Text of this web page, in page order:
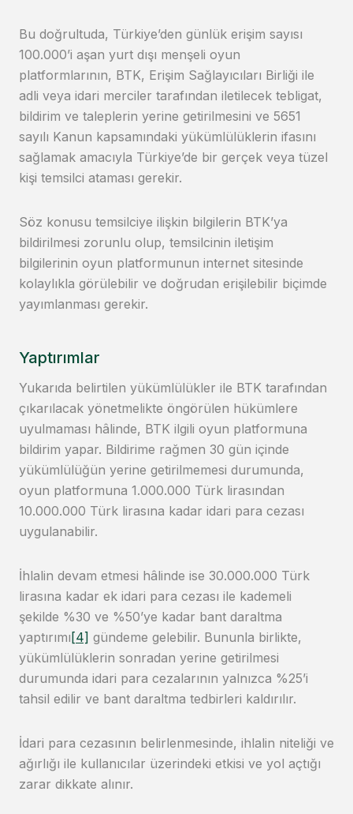
Bu doğrultuda, Türkiye’den günlük erişim sayısı
100.000’i aşan yurt dışı menşeli oyun
platformlarının, BTK, Erişim Sağlayıcıları Birliği ile
adli veya idari merciler tarafından iletilecek tebligat,
bildirim ve taleplerin yerine getirilmesini ve 5651
sayılı Kanun kapsamındaki yükümlülüklerin ifasını
sağlamak amacıyla Türkiye’de bir gerçek veya tüzel
kişi temsilci ataması gerekir.
Söz konusu temsilciye ilişkin bilgilerin BTK’ya
bildirilmesi zorunlu olup, temsilcinin iletişim
bilgilerinin oyun platformunun internet sitesinde
kolaylıkla görülebilir ve doğrudan erişilebilir biçimde
yayımlanması gerekir.
Yaptırımlar
Yukarıda belirtilen yükümlülükler ile BTK tarafından
çıkarılacak yönetmelikte öngörülen hükümlere
uyulmaması hâlinde, BTK ilgili oyun platformuna
bildirim yapar. Bildirime rağmen 30 gün içinde
yükümlülüğün yerine getirilmemesi durumunda,
oyun platformuna 1.000.000 Türk lirasından
10.000.000 Türk lirasına kadar idari para cezası
uygulanabilir.
İhlalin devam etmesi hâlinde ise 30.000.000 Türk
lirasına kadar ek idari para cezası ile kademeli
şekilde %30 ve %50’ye kadar bant daraltma
yaptırımı[4] gündeme gelebilir. Bununla birlikte,
yükümlülüklerin sonradan yerine getirilmesi
durumunda idari para cezalarının yalnızca %25’i
tahsil edilir ve bant daraltma tedbirleri kaldırılır.
İdari para cezasının belirlenmesinde, ihlalin niteliği ve
ağırlığı ile kullanıcılar üzerindeki etkisi ve yol açtığı
zarar dikkate alınır.